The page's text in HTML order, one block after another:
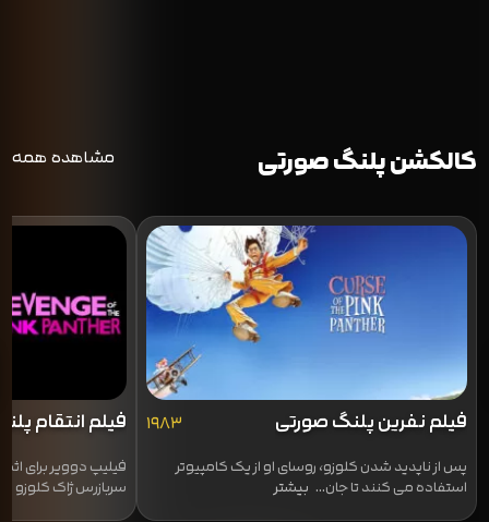
کالکشن پلنگ صورتی مشاهده همه
فیلم نفرین پلنگ صورتی ۱۹۸۳
پس از ناپدید شدن کلوزو، روسای او از یک کامپیوتر
استفاده می کنند تا جان... بیشتر
فیلم انتقام
فیلیپ دوویر برای
سربازرس ژاک کلوزو